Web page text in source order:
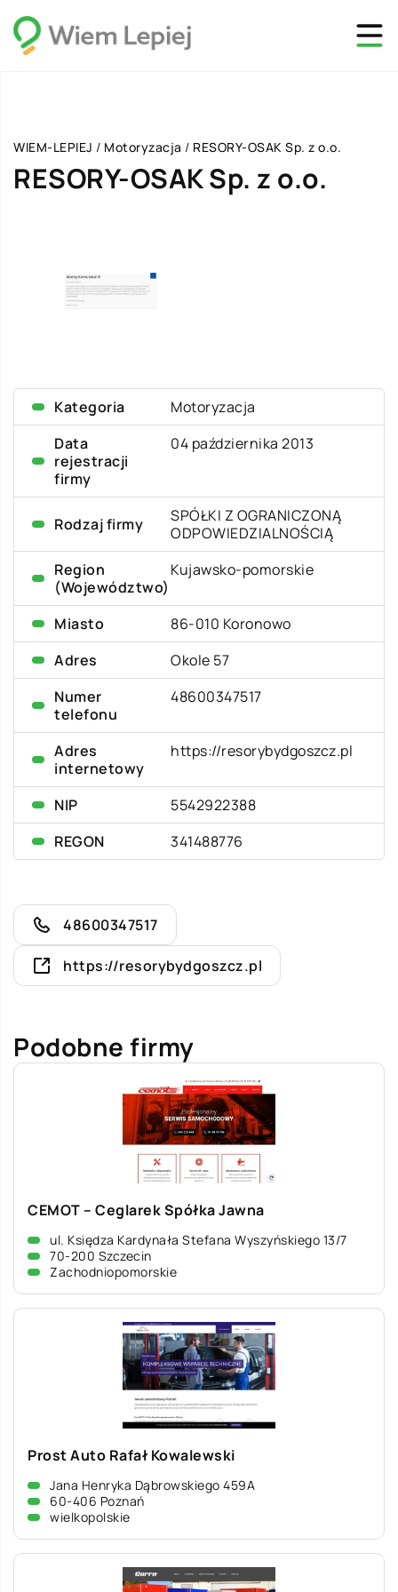
WIEM-LEPIEJ / Motoryzacja / RESORY-OSAK Sp. z o.o.
RESORY-OSAK Sp. z o.o.
Kategoria
Motoryzacja
Data
rejestracji
firmy
04 października 2013
Rodzaj firmy
SPÓŁKI Z OGRANICZONĄ
ODPOWIEDZIALNOŚCIĄ
Region
(Województwo)
Kujawsko-pomorskie
Miasto
86-010 Koronowo
Adres
Okole 57
Numer
telefonu
48600347517
Adres
internetowy
https://resorybydgoszcz.pl
NIP
5542922388
REGON
341488776
48600347517
https://resorybydgoszcz.pl
Podobne firmy
CEMOT – Ceglarek Spółka Jawna
ul. Księdza Kardynała Stefana Wyszyńskiego 13/7
70-200 Szczecin
Zachodniopomorskie
Prost Auto Rafał Kowalewski
Jana Henryka Dąbrowskiego 459A
60-406 Poznań
wielkopolskie